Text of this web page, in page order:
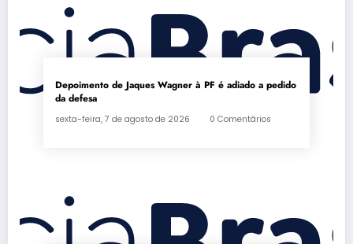
Depoimento de Jaques Wagner à PF é adiado a pedido
da defesa
sexta-feira, 7 de agosto de 2026 0 Comentários